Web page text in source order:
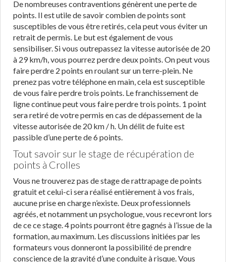
De nombreuses contraventions génèrent une perte de
points. Il est utile de savoir combien de points sont
susceptibles de vous être retirés, cela peut vous éviter un
retrait de permis. Le but est également de vous
sensibiliser. Si vous outrepassez la vitesse autorisée de 20
à 29 km/h, vous pourrez perdre deux points. On peut vous
faire perdre 2 points en roulant sur un terre-plein. Ne
prenez pas votre téléphone en main, cela est susceptible
de vous faire perdre trois points. Le franchissement de
ligne continue peut vous faire perdre trois points. 1 point
sera retiré de votre permis en cas de dépassement de la
vitesse autorisée de 20 km / h. Un délit de fuite est
passible d’une perte de 6 points.
Tout savoir sur le stage de récupération de
points à Crolles
Vous ne trouverez pas de stage de rattrapage de points
gratuit et celui-ci sera réalisé entièrement à vos frais,
aucune prise en charge n’existe. Deux professionnels
agréés, et notamment un psychologue, vous recevront lors
de ce ce stage. 4 points pourront être gagnés à l’issue de la
formation, au maximum. Les discussions initiées par les
formateurs vous donneront la possibilité de prendre
conscience de la gravité d’une conduite à risque. Vous